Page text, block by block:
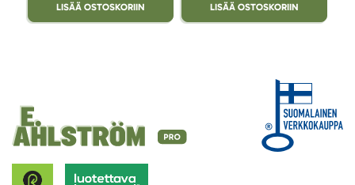
LISÄÄ OSTOSKORIIN LISÄÄ OSTOSKORIIN